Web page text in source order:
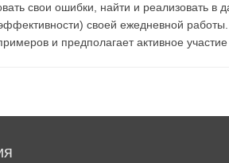
свои ошибки, найти и реализовать
своей ежедневной
и предполагает активное